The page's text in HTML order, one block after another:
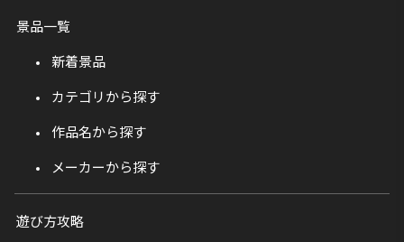
景品一覧
新着景品
カテゴリから探す
作品名から探す
メーカーから探す
遊び方攻略